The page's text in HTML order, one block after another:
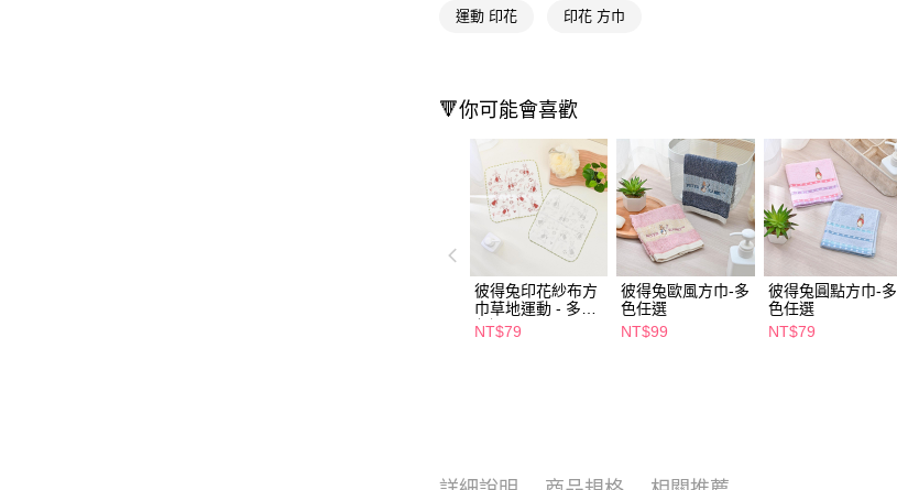
運動 印花 印花 方巾
🔻你可能會喜歡
彼得兔印花紗布方
巾草地運動 - 多色
任選
NT$79
彼得兔歐風方巾-多
色任選
NT$99
彼得兔圓點方巾-多
色任選
NT$79